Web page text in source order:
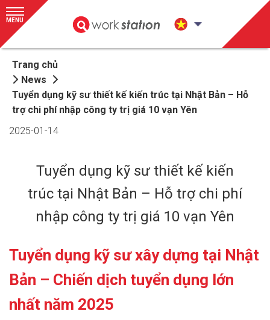
MENU
Trang chủ
News
Tuyển dụng kỹ sư thiết kế kiến trúc tại Nhật Bản – Hỗ
trợ chi phí nhập công ty trị giá 10 vạn Yên
2025-01-14
Tuyển dụng kỹ sư thiết kế kiến
trúc tại Nhật Bản – Hỗ trợ chi phí
nhập công ty trị giá 10 vạn Yên
Tuyển dụng kỹ sư xây dựng tại Nhật
Bản – Chiến dịch tuyển dụng lớn
nhất năm 2025